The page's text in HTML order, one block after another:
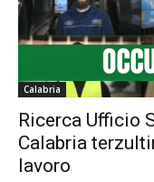
Calabria
Ricerca Ufficio
Calabria
lavoro